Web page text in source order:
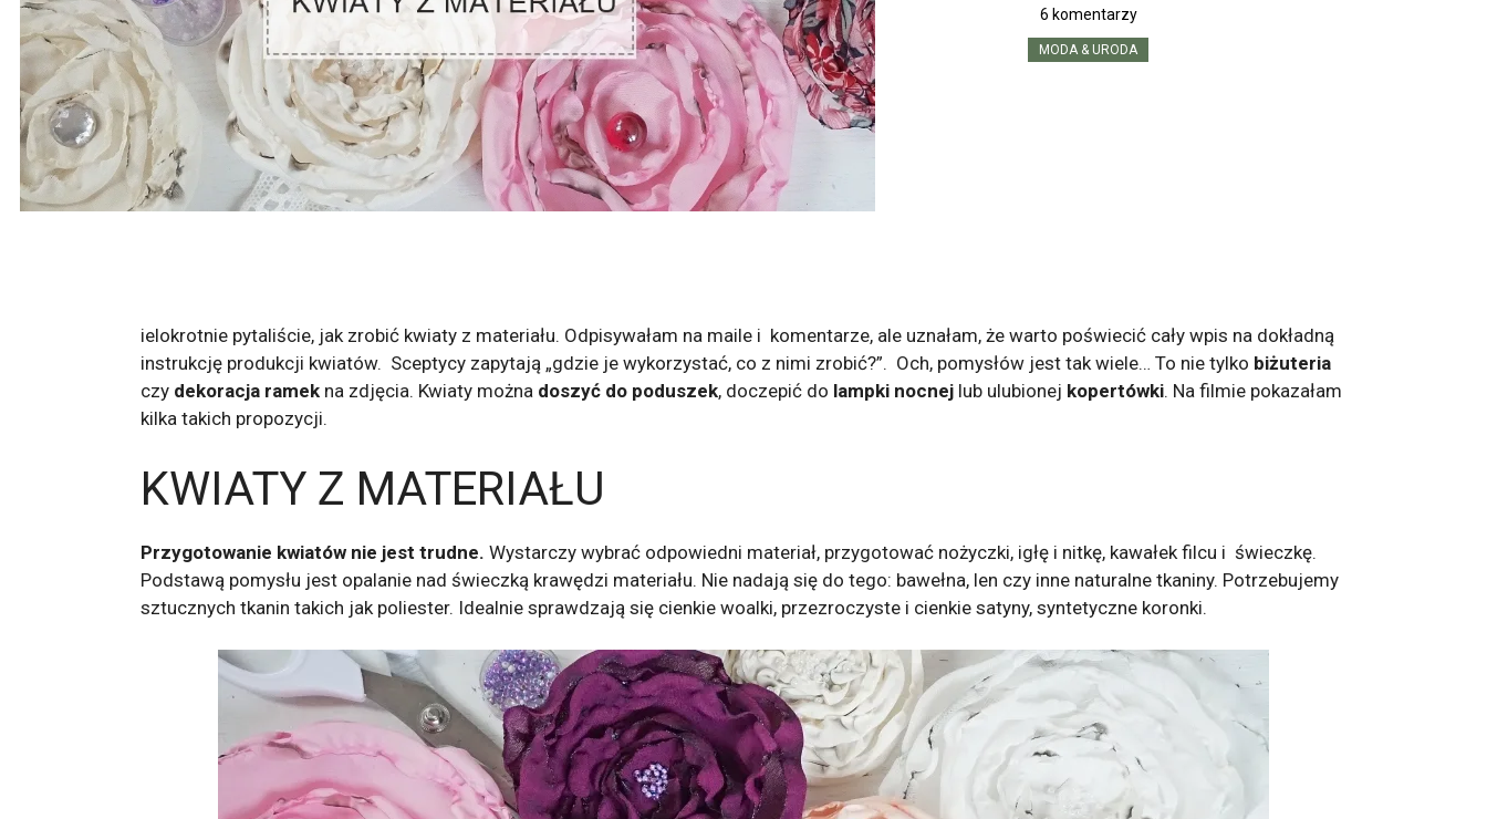
6 komentarzy
MODA & URODA
ielokrotnie pytaliście, jak zrobić kwiaty z materiału. Odpisywałam na maile i komentarze, ale uznałam, że warto poświecić cały wpis na dokładną
instrukcję produkcji kwiatów. Sceptycy zapytają „gdzie je wykorzystać, co z nimi zrobić?”. Och, pomysłów jest tak wiele… To nie tylko biżuteria
czy dekoracja ramek na zdjęcia. Kwiaty można doszyć do poduszek, doczepić do lampki nocnej lub ulubionej kopertówki. Na filmie pokazałam
kilka takich propozycji.
KWIATY Z MATERIAŁU
Przygotowanie kwiatów nie jest trudne. Wystarczy wybrać odpowiedni materiał, przygotować nożyczki, igłę i nitkę, kawałek filcu i świeczkę.
Podstawą pomysłu jest opalanie nad świeczką krawędzi materiału. Nie nadają się do tego: bawełna, len czy inne naturalne tkaniny. Potrzebujemy
sztucznych tkanin takich jak poliester. Idealnie sprawdzają się cienkie woalki, przezroczyste i cienkie satyny, syntetyczne koronki.